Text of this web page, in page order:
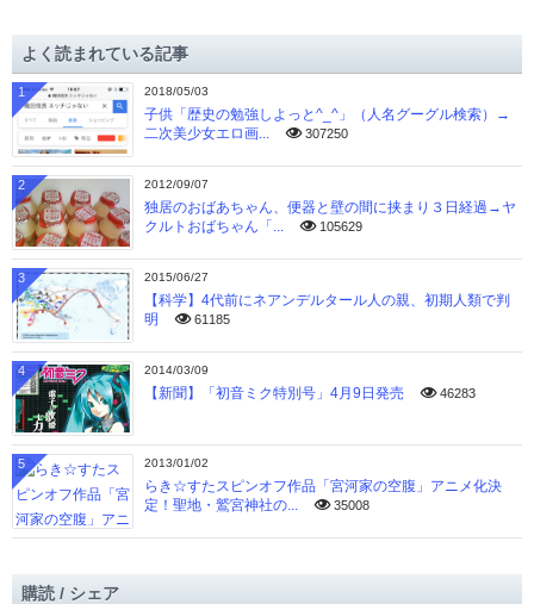
ブよく読まれている記事
2018/05/03
子供「歴史の勉強しよっと^_^」（人名グーグル検索）→
二次美少女エロ画...
307250
1
2012/09/07
独居のおばあちゃん、便器と壁の間に挟まり３日経過→ヤ
クルトおばちゃん「...
105629
2
2015/06/27
【科学】4代前にネアンデルタール人の親、初期人類で判
明
61185
3
2014/03/09
【新聞】「初音ミク特別号」4月9日発売 46283
4
2013/01/02
らき☆すたスピンオフ作品「宮河家の空腹」アニメ化決
定！聖地・鷲宮神社の...
35008
5
購読 / シェア